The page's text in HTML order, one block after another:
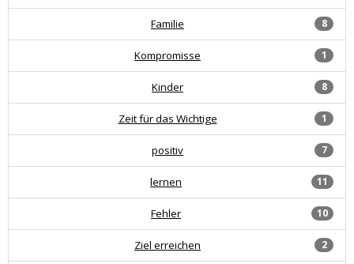
8
Familie
1
Kompromisse
8
Kinder
1
Zeit für das Wichtige
7
positiv
11
lernen
10
Fehler
2
Ziel erreichen